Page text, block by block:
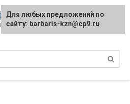
правила и
Для любых предложений по
сайту: barbaris-kzn@cp9.ru